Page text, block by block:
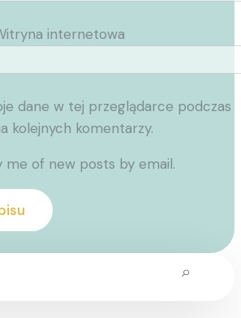
internetowa
dane w tej przeglądarce podczas
kolejnych komentarzy.
me of new posts by email.